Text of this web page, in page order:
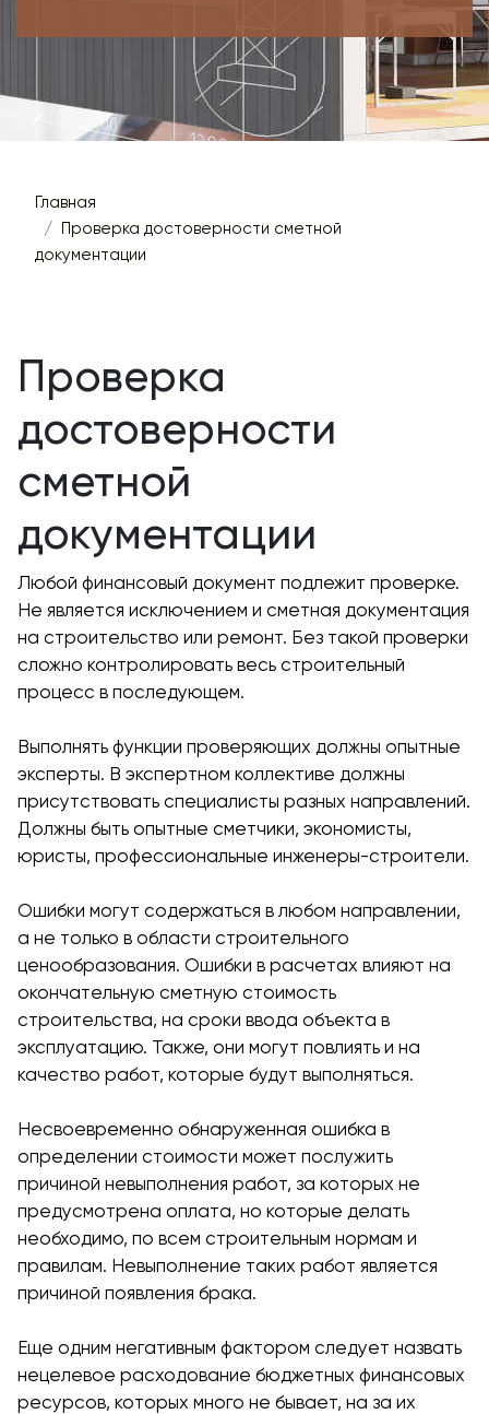
Главная
Проверка достоверности сметной
документации
Проверка
достоверности
сметной
документации
Любой финансовый документ подлежит проверке.
Не является исключением и сметная документация
на строительство или ремонт. Без такой проверки
сложно контролировать весь строительный
процесс в последующем.
Выполнять функции проверяющих должны опытные
эксперты. В экспертном коллективе должны
присутствовать специалисты разных направлений.
Должны быть опытные сметчики, экономисты,
юристы, профессиональные инженеры-строители.
Ошибки могут содержаться в любом направлении,
а не только в области строительного
ценообразования. Ошибки в расчетах влияют на
окончательную сметную стоимость
строительства, на сроки ввода объекта в
эксплуатацию. Также, они могут повлиять и на
качество работ, которые будут выполняться.
Несвоевременно обнаруженная ошибка в
определении стоимости может послужить
причиной невыполнения работ, за которых не
предусмотрена оплата, но которые делать
необходимо, по всем строительным нормам и
правилам. Невыполнение таких работ является
причиной появления брака.
Еще одним негативным фактором следует назвать
нецелевое расходование бюджетных финансовых
ресурсов, которых много не бывает, на за их